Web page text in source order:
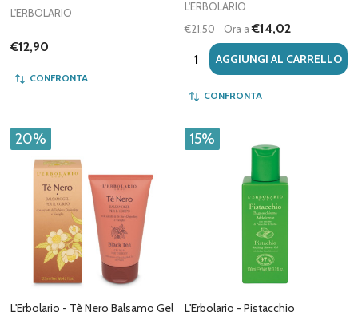
L'ERBOLARIO
€12,90
CONFRONTA
L'ERBOLARIO
€21,50
Ora a€14,02
Quantità:AGGIUNGI AL CARRELLO
CONFRONTA
20%
L'Erbolario - Tè Nero Balsamo Gel
15%
L'Erbolario - Pistacchio